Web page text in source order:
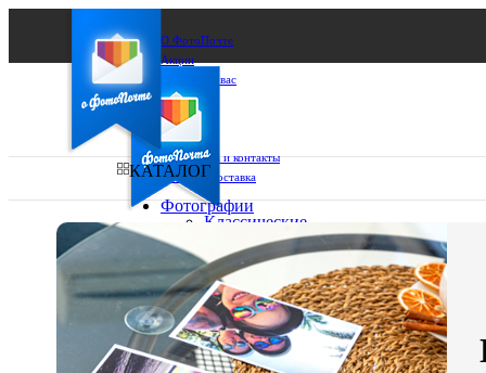
О ФотоПочте
Акции
Сделаем за вас
Бизнесу
FAQ
Франшиза
Поддержка и контакты
Оплата и доставка
Ваш город:
Ваш регион доставки
Выберите из списка:
КАТАЛОГ
Фотографии
Классические
10х10
13х18
15х15
15х20
20х20